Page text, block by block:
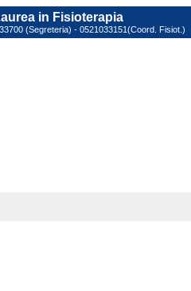
in Fisioterapia
(Segreteria) - 0521033151(Coord. Fisiot.)